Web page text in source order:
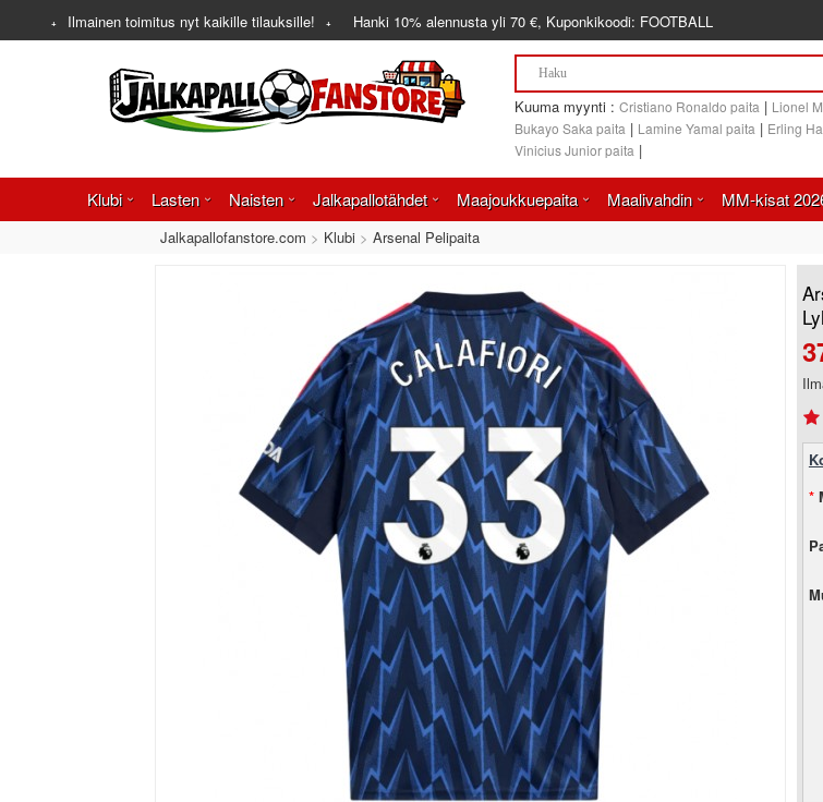
Ilmainen toimitus nyt kaikille tilauksille! Hanki 10% alennusta yli 70 €, Kuponkikoodi: FOOTBALL
Kuuma myynti : Cristiano Ronaldo paita | Lionel
Bukayo Saka paita | Lamine Yamal paita | Erling
Vinicius Junior paita |
Klubi Lasten Naisten Jalkapallotähdet Maajoukkuepaita Maalivahdin MM-kisat
Jalkapallofanstore.com Klubi Arsenal Pelipaita